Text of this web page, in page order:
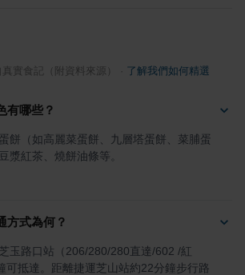
實食記（附資料來源） 了解我們如何精選
有哪些？
餅（如高麗菜蛋餅、九層塔蛋餅、菜脯蛋
漿紅茶、燒餅油條等。
方式為何？
玉路口站（206/280/280直達/602 /紅
可抵達。距離捷運芝山站約22分鐘步行路